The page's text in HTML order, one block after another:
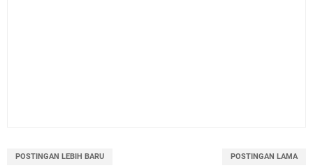
POSTINGAN LEBIH BARU POSTINGAN LAMA